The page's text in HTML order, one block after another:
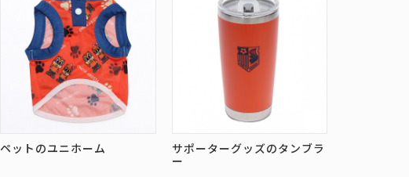
ペットのユニホーム
サポーターグッズのタンブラ
ー